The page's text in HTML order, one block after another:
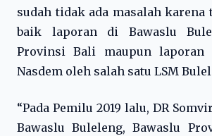
sudah tidak ada masalah karena
baik laporan di Bawaslu
Provinsi Bali maupun laporan
Nasdem oleh salah satu LSM
“Pada Pemilu 2019 lalu, DR
Bawaslu Buleleng, Bawaslu